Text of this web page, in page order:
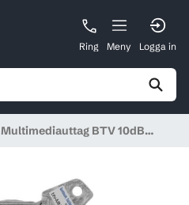
Ring Meny Logga in
Multimediauttag BTV 10dB